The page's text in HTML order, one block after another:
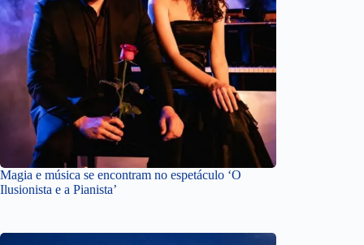
Magia e música se encontram no espetáculo ‘O
Ilusionista e a Pianista’